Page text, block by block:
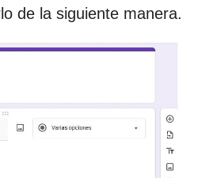
de la siguiente manera.